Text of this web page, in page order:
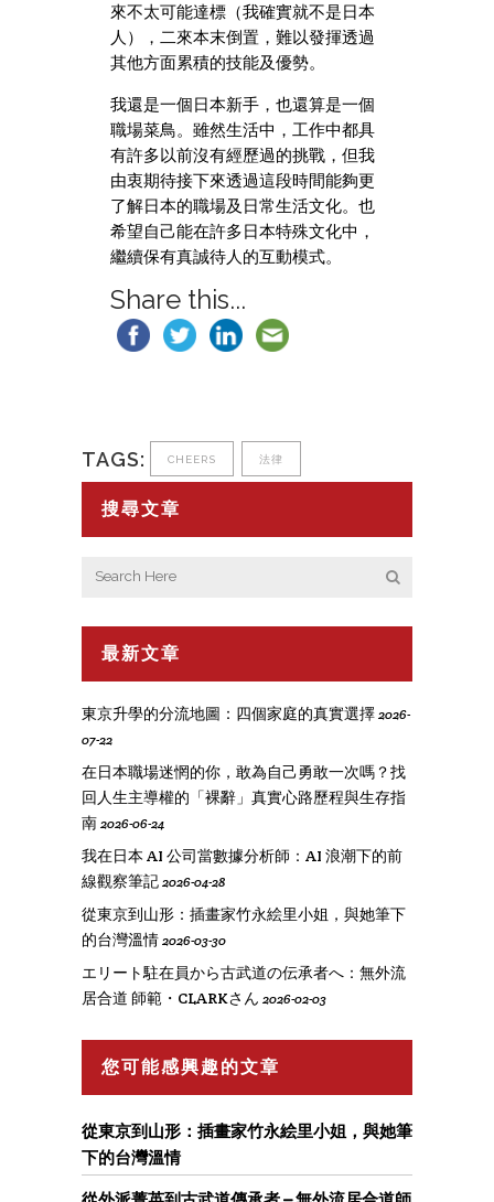
來不太可能達標（我確實就不是日本
人），二來本末倒置，難以發揮透過
其他方面累積的技能及優勢。
我還是一個日本新手，也還算是一個
職場菜鳥。雖然生活中，工作中都具
有許多以前沒有經歷過的挑戰，但我
由衷期待接下來透過這段時間能夠更
了解日本的職場及日常生活文化。也
希望自己能在許多日本特殊文化中，
繼續保有真誠待人的互動模式。
Share this...
TAGS: CHEERS 法律
搜尋文章
最新文章
東京升學的分流地圖：四個家庭的真實選擇 2026-
07-22
在日本職場迷惘的你，敢為自己勇敢一次嗎？找
回人生主導權的「裸辭」真實心路歷程與生存指
南 2026-06-24
我在日本 AI 公司當數據分析師：AI 浪潮下的前
線觀察筆記 2026-04-28
從東京到山形：插畫家竹永絵里小姐，與她筆下
的台灣溫情 2026-03-30
エリート駐在員から古武道の伝承者へ：無外流
居合道 師範・CLARKさん 2026-02-03
您可能感興趣的文章
從東京到山形：插畫家竹永絵里小姐，與她筆
下的台灣溫情